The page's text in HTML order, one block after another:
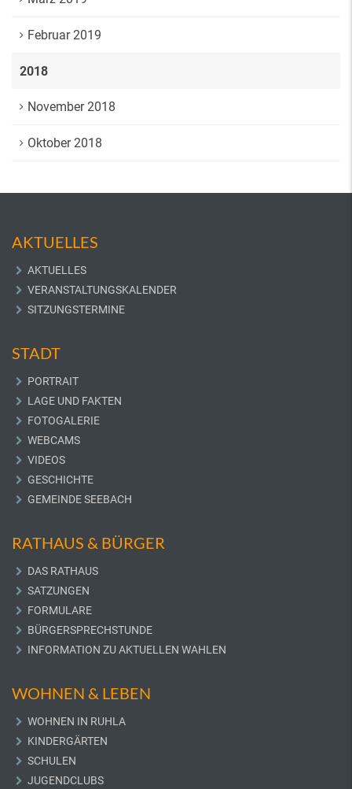
Februar 2019
2018
November 2018
Oktober 2018
AKTUELLES
AKTUELLES
VERANSTALTUNGSKALENDER
SITZUNGSTERMINE
STADT
PORTRAIT
LAGE UND FAKTEN
FOTOGALERIE
WEBCAMS
VIDEOS
GESCHICHTE
GEMEINDE SEEBACH
RATHAUS & BÜRGER
DAS RATHAUS
SATZUNGEN
FORMULARE
BÜRGERSPRECHSTUNDE
INFORMATION ZU AKTUELLEN WAHLEN
WOHNEN & LEBEN
WOHNEN IN RUHLA
KINDERGÄRTEN
SCHULEN
JUGENDCLUBS